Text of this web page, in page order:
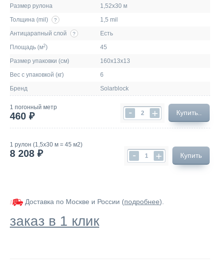
Размер рулона
1,52х30 м
Толщина (mil)
?
1,5 mil
Антицарапный слой
?
Есть
Площадь (м2)
45
Размер упаковки (см)
160х13х13
Вес с упаковкой (кг)
6
Бренд
Solarblock
1 погонный метр
460 ₽ - + Купить..
1 рулон (1,5х30 м = 45 м2)
8 208 ₽ - + Купить
Доставка по Москве и России (подробнее).
заказ в 1 клик